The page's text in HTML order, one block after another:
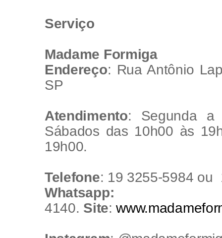
Serviço
Madame Formiga
Endereço: Rua Antônio
SP
Atendimento: Segunda a
Sábados das 10h00 às
19h00.
Telefone: 19 3255-5984 ou
Whatsapp:
4140. Site: